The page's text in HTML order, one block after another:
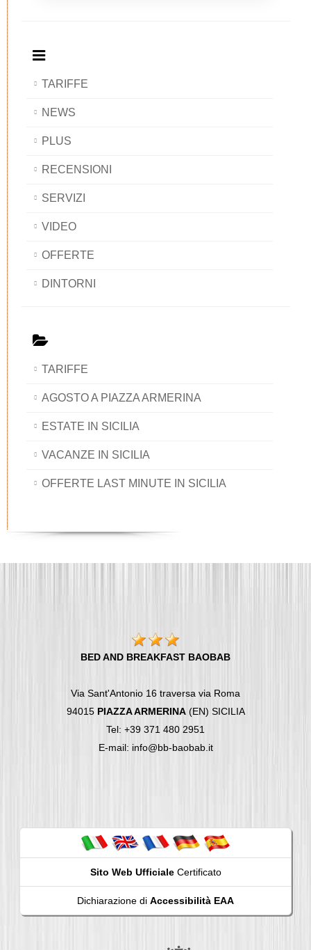
TARIFFE
NEWS
PLUS
RECENSIONI
SERVIZI
VIDEO
OFFERTE
DINTORNI
TARIFFE
AGOSTO A PIAZZA ARMERINA
ESTATE IN SICILIA
VACANZE IN SICILIA
OFFERTE LAST MINUTE IN SICILIA
BED AND BREAKFAST BAOBAB
Via Sant'Antonio 16 traversa via Roma
94015 PIAZZA ARMERINA(EN) SICILIA
Tel: +39 371 480 2951
E-mail: info@bb-baobab.it
Sito Web UfficialeCertificato
Dichiarazione di Accessibilità EAA